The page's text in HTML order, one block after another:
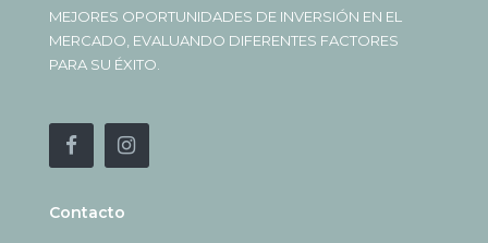
MEJORES OPORTUNIDADES DE INVERSIÓN EN EL
MERCADO, EVALUANDO DIFERENTES FACTORES
PARA SU ÉXITO.
Contacto